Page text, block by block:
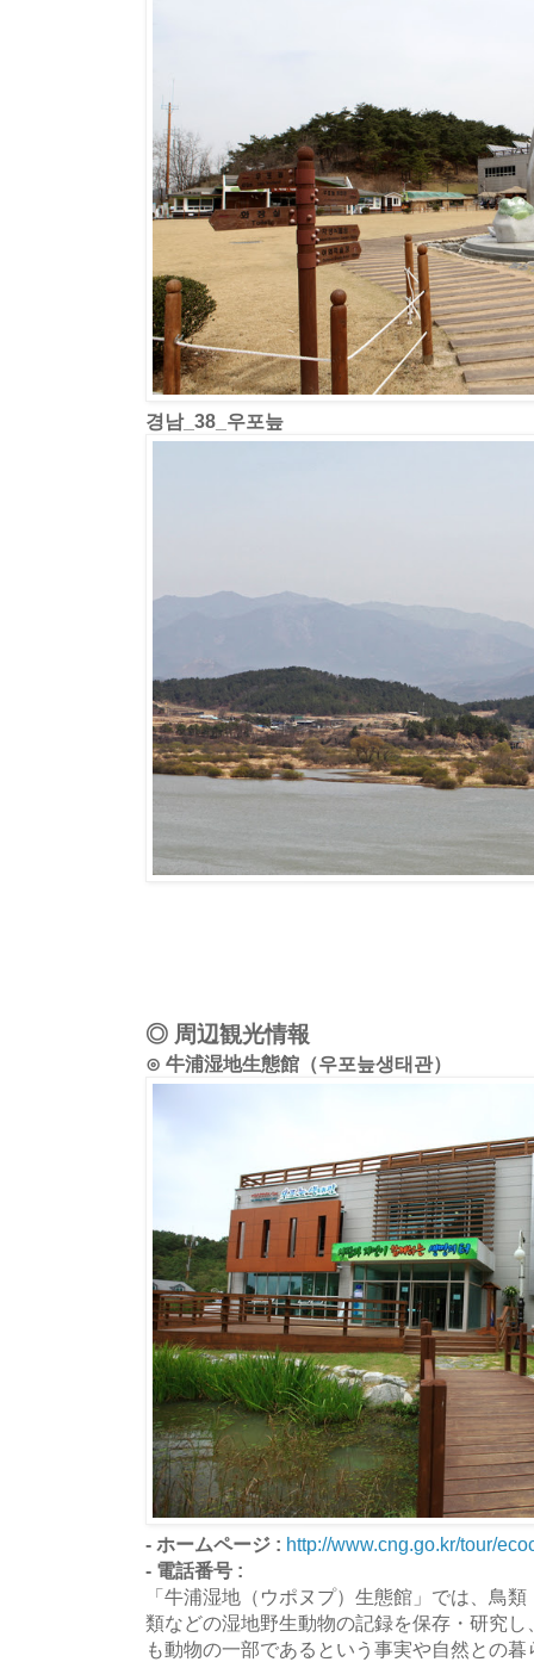
경남_38_우포늪
◎ 周辺観光情報
⊙ 牛浦湿地生態館（우포늪생태관）
- ホームページ : http://www.cng.go.kr/tour/
- 電話番号 :
「牛浦湿地（ウポヌプ）生態館」では、鳥
類などの湿地野生動物の記録を保存・研究
も動物の一部であるという事実や自然との